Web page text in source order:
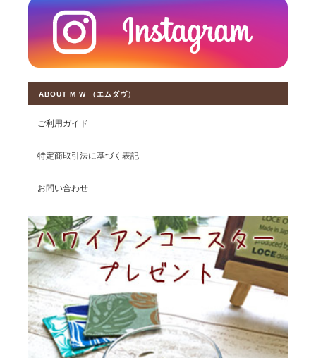
ABOUT M W （エムダヴ）
ご利用ガイド
特定商取引法に基づく表記
お問い合わせ